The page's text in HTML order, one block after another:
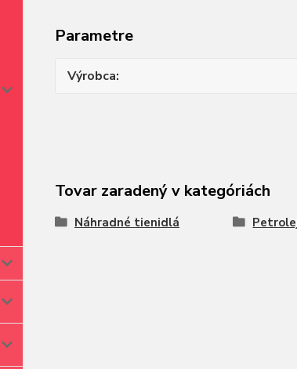
Parametre
Výrobca
Tovar zaradený v kategóriách
Náhradné tienidlá